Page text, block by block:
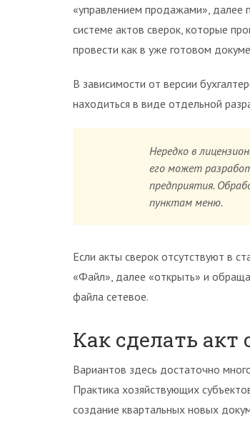
«управлением продажами», далее
системе актов сверок, которые
провести как в уже готовом
В зависимости от версии
находиться в виде отдельной
Нередко в
его может
предприятия.
пунктам меню.
Если акты сверок отсутствуют в
«Файл», далее «открыть» и
файла сетевое.
Как сделать акт
Вариантов здесь достаточно
Практика хозяйствующих
создание квартальных новых